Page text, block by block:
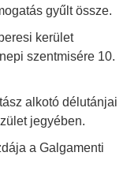
gyűlt össze.
kerület
szentmisére 10.
alkotó délutánjai
jegyében.
a Galgamenti